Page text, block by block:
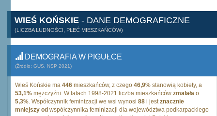
WIEŚ KOŃSKIE - DANE DEMOGRAFICZNE
(LICZBA LUDNOŚCI, PŁEĆ MIESZKAŃCÓW)
DEMOGRAFIA W PIGUŁCE
(Źródło: GUS, NSP 2021)
Wieś Końskie ma 446 mieszkańców, z czego 46,9% stanowią kobiety, a
53,1% mężczyźni. W latach 1998-2021 liczba mieszkańców zmalała o
5,3%. Współczynnik feminizacji we wsi wynosi 88 i jestznacznie
mniejszy od współczynnika feminizacji dla województwa podkarpackiego